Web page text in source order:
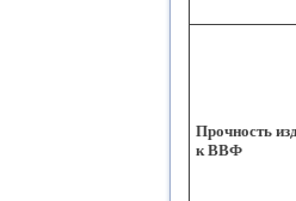
Прочность
к ВВФ